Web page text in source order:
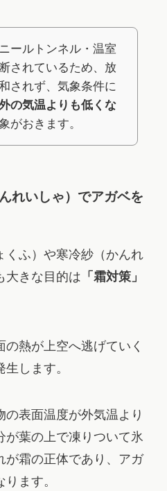
ールトンネル・温室
されているため、放
されず、気象条件に
の気温よりも低くな
がおきます。
れいしゃ）でアガベを
くふ）や寒冷紗（かんれ
大きな目的は 「霜対策」
熱が上空へ逃げていく
生します。
表面温度が外気温より
が葉の上で凍りついて氷
が霜の正体であり、アガ
ます。